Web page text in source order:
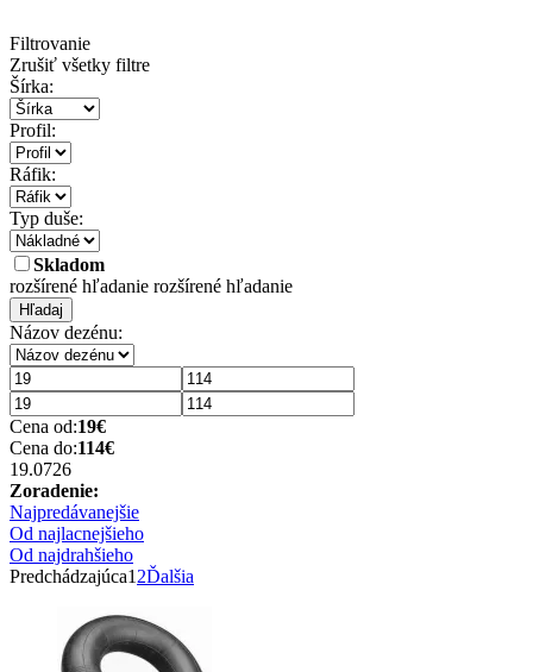
Filtrovanie
Zrušiť všetky filtre
Šírka:
Profil:
Ráfik:
Typ duše:
Skladom
rozšírené hľadanie rozšírené hľadanie
Hľadaj
Názov dezénu:
Cena od:19€
Cena do:114€
19.0726
Zoradenie:
Najpredávanejšie
Od najlacnejšieho
Od najdrahšieho
Predchádzajúca1 2Ďalšia